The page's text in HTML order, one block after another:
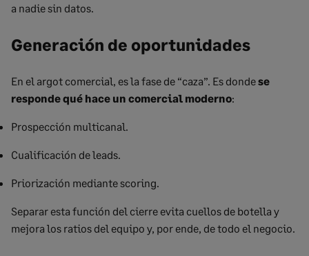
a nadie sin datos.
Generación de oportunidades
En el argot comercial, es la fase de “caza”. Es dondese
responde qué hace un comercial moderno:
Prospección multicanal.
Cualificación de leads.
Priorización mediante scoring.
Separar esta función del cierre evita cuellos de botella y
mejora los ratios del equipo y, por ende, de todo el negocio.